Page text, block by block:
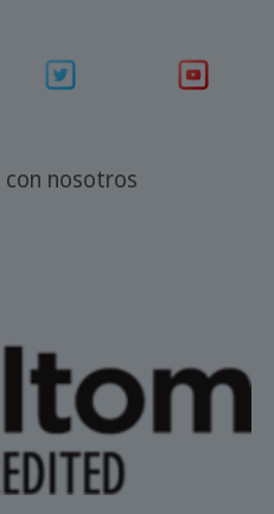
con nosotros